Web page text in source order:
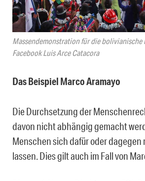
Massendemonstration für die bolivianische
Facebook Luis Arce Catacora
Das Beispiel Marco Aramayo
Die Durchsetzung der
davon nicht abhängig gemacht
Menschen sich dafür oder dagegen
lassen. Dies gilt auch im Fall von